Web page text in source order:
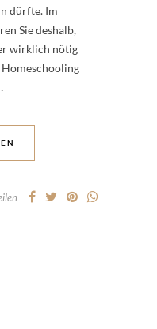
dürfte. Im
Sie deshalb,
wirklich nötig